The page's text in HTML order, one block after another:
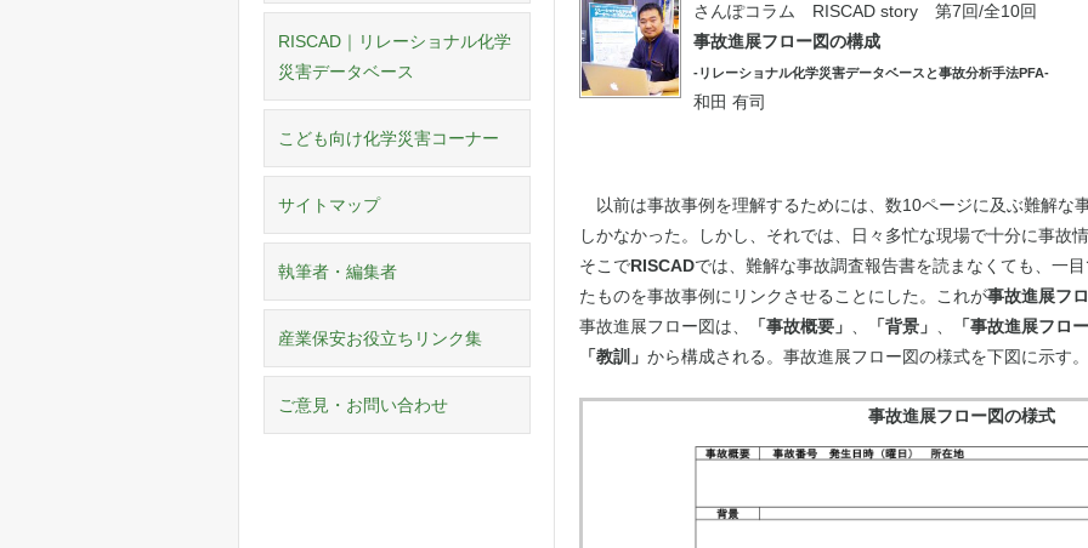
さんぽコラム RISCAD story 第7回/全10回
事故進展フロー図の構成
-リレーショナル化学災害データベースと事故分析手法PFA-
和田 有司
以前は事故事例を理解するためには、数10ページに及ぶ難解な
しかなかった。しかし、それでは、日々多忙な現場で十分に事故
そこでRISCADでは、難解な事故調査報告書を読まなくても、一
たものを事故事例にリンクさせることにした。これが事故進展フ
事故進展フロー図は、
「事故概要」 、 「背景」 、
「事故進展フロ
「教訓」 から構成される。事故進展フロー図の様式を下図に示す。
事故進展フロー図の様式
RISCAD｜リレーショナル化学
災害データベース
こども向け化学災害コーナー
サイトマップ
執筆者・編集者
産業保安お役立ちリンク集
ご意見・お問い合わせ